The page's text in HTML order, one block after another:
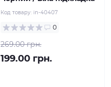
Код товару: in-40407
0
269.00 грн.
199.00 грн.